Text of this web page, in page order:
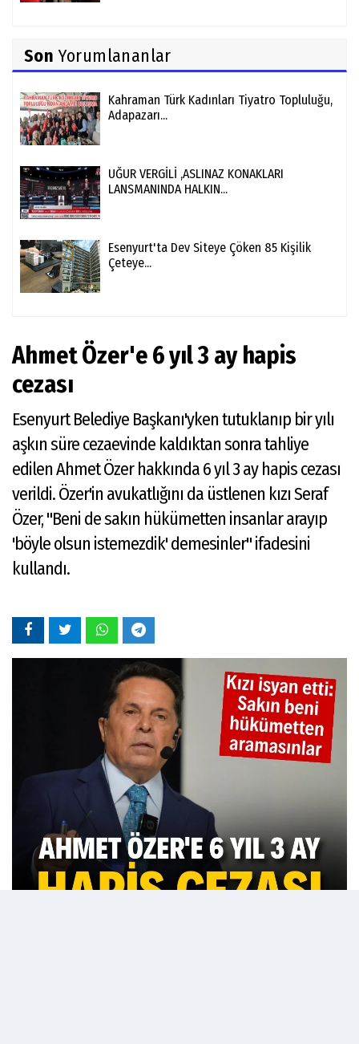
Son Yorumlananlar
Kahraman Türk Kadınları Tiyatro Topluluğu,
Adapazarı...
UĞUR VERGİLİ ,ASLINAZ KONAKLARI
LANSMANINDA HALKIN...
Esenyurt'ta Dev Siteye Çöken 85 Kişilik
Çeteye...
Ahmet Özer'e 6 yıl 3 ay hapis
cezası
Esenyurt Belediye Başkanı'yken tutuklanıp bir yılı
aşkın süre cezaevinde kaldıktan sonra tahliye
edilen Ahmet Özer hakkında 6 yıl 3 ay hapis cezası
verildi. Özer'in avukatlığını da üstlenen kızı Seraf
Özer, "Beni de sakın hükümetten insanlar arayıp
'böyle olsun istemezdik' demesinler" ifadesini
kullandı.